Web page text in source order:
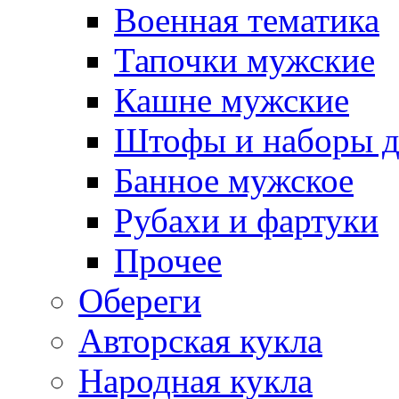
Военная тематика
Тапочки мужские
Кашне мужские
Штофы и наборы
Банное мужское
Рубахи и фартуки
Прочее
Обереги
Авторская кукла
Народная кукла